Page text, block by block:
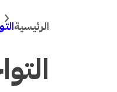
الرئيسية